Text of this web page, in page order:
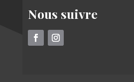
Nous suivre